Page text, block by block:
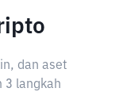
dan aset
3 langkah